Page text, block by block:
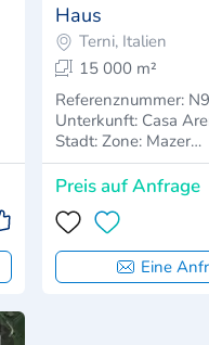
Haus
Terni, Italien
15 000 m²
Referenznummer: N931 (R)
Unterkunft: Casa Arena Lage: Im
Stadt: Zone: Mazer…
Preis auf Anfrage
Eine